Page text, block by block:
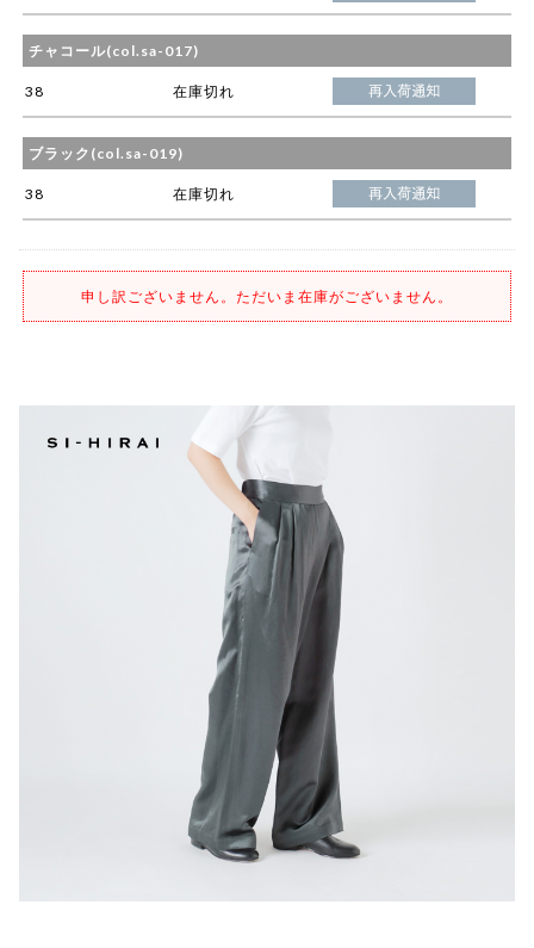
チャコール(col.sa-017)
38 在庫切れ
ブラック(col.sa-019)
38 在庫切れ
申し訳ございません。ただいま在庫がございません。